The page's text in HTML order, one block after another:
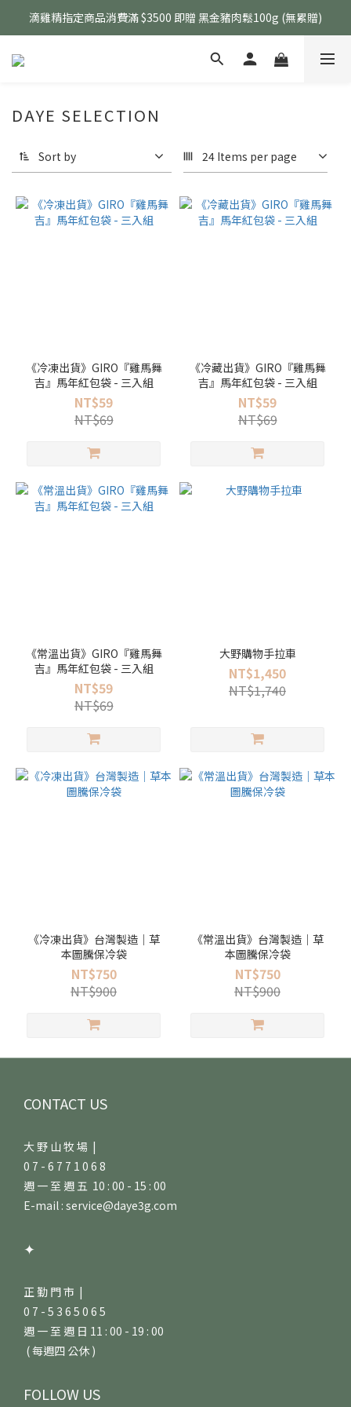
生鮮指定商品 任選 5包 現折 $50、任選 8包 現折 $100
滴雞精指定商品消費滿 $3500 即贈 黑金豬肉鬆100g (無累贈)
生鮮指定商品 任選 5包 現折 $50、任選 8包 現折 $100
DAYE SELECTION
Sort by 24 Items per page
《冷凍出貨》GIRO『雞馬舞
吉』馬年紅包袋 - 三入組
NT$59
NT$69
《冷藏出貨》GIRO『雞馬舞
吉』馬年紅包袋 - 三入組
NT$59
NT$69
《常溫出貨》GIRO『雞馬舞
吉』馬年紅包袋 - 三入組
NT$59
NT$69
大野購物手拉車
NT$1,450
NT$1,740
《冷凍出貨》台灣製造｜草
本圖騰保冷袋
NT$750
NT$900
《常溫出貨》台灣製造｜草
本圖騰保冷袋
NT$750
NT$900
CONTACT US
大 野 山 牧 場 |
0 7 - 6 7 7 1 0 6 8
週 一 至 週 五 10 : 00 - 15 : 00
E-mail : service@daye3g.com
✦
正 勤 門 市 |
0 7 - 5 3 6 5 0 6 5
週 一 至 週 日 11 : 00 - 19 : 00
( 每週四 公休 )
FOLLOW US